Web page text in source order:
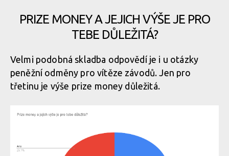
PRIZE MONEY A JEJICH VÝŠE JE PRO
TEBE DŮLEŽITÁ?
Velmi podobná skladba odpovědí je i u otázky
peněžní odměny pro vítěze závodů. Jen pro
třetinu je výše prize money důležitá.